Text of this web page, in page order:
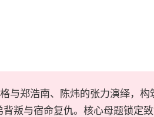
与郑浩南、陈炜的张力演绎，
叛与宿命复仇。核心母题锁定